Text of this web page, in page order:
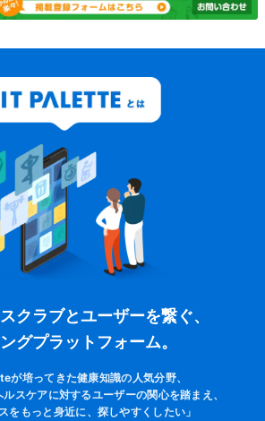
クラブとユーザーを繋ぐ、
グプラットフォーム。
が培ってきた健康知識の人気分野、
スケアに対するユーザーの関心を踏まえ、
をもっと身近に、探しやすくしたい」